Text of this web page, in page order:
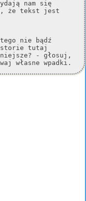
nam się
że tekst jest
nie bądź
tutaj
- głosuj,
własne wpadki.